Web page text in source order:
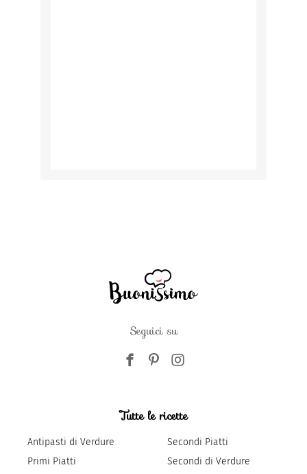
Seguici su
Tutte le ricette
Antipasti di Verdure
Primi Piatti
Secondi Piatti
Secondi di Verdure